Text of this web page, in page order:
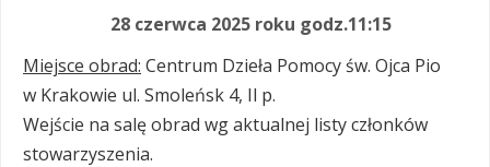
28 czerwca 2025 roku godz.11:15
Miejsce obrad: Centrum Dzieła Pomocy św. Ojca Pio
w Krakowie ul. Smoleńsk 4, Il p.
Wejście na salę obrad wg aktualnej listy członków
stowarzyszenia.